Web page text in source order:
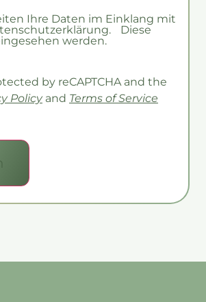
Ihre Daten im Einklang mit
Diese
werden.
by reCAPTCHA and the
Policyand Terms of Service